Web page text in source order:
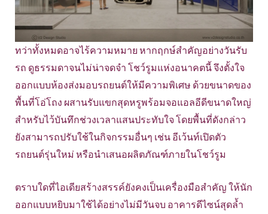
ทว่าทั้งหมดอาจไร้ความหมาย หากฤกษ์สำคัญอย่างวันรับ
รถ ดูธรรมดาจนไม่น่าจดจำ โชว์รูมแห่งอนาคตนี้ จึงตั้งใจ
ออกแบบห้องส่งมอบรถยนต์ให้มีความพิเศษ ด้วยขนาดของ
พื้นที่โอ่โถง ผสานรับแขกสุดหรูพร้อมจอแอลอีดีขนาดใหญ่
สำหรับไว้บันทึกช่วงเวลาแสนประทับใจ โดยพื้นที่ดังกล่าว
ยังสามารถปรับใช้ในกิจกรรมอื่นๆ เช่น อีเว้นท์เปิดตัว
รถยนต์รุ่นใหม่ หรือนำเสนอผลิตภัณฑ์ภายในโชว์รูม
ตราบใดที่ไอเดียสร้างสรรค์ยังคงเป็นเครื่องมือสำคัญ ให้นัก
ออกแบบหยิบมาใช้ได้อย่างไม่มีวันจบ อาคารดีไซน์สุดล้ำ